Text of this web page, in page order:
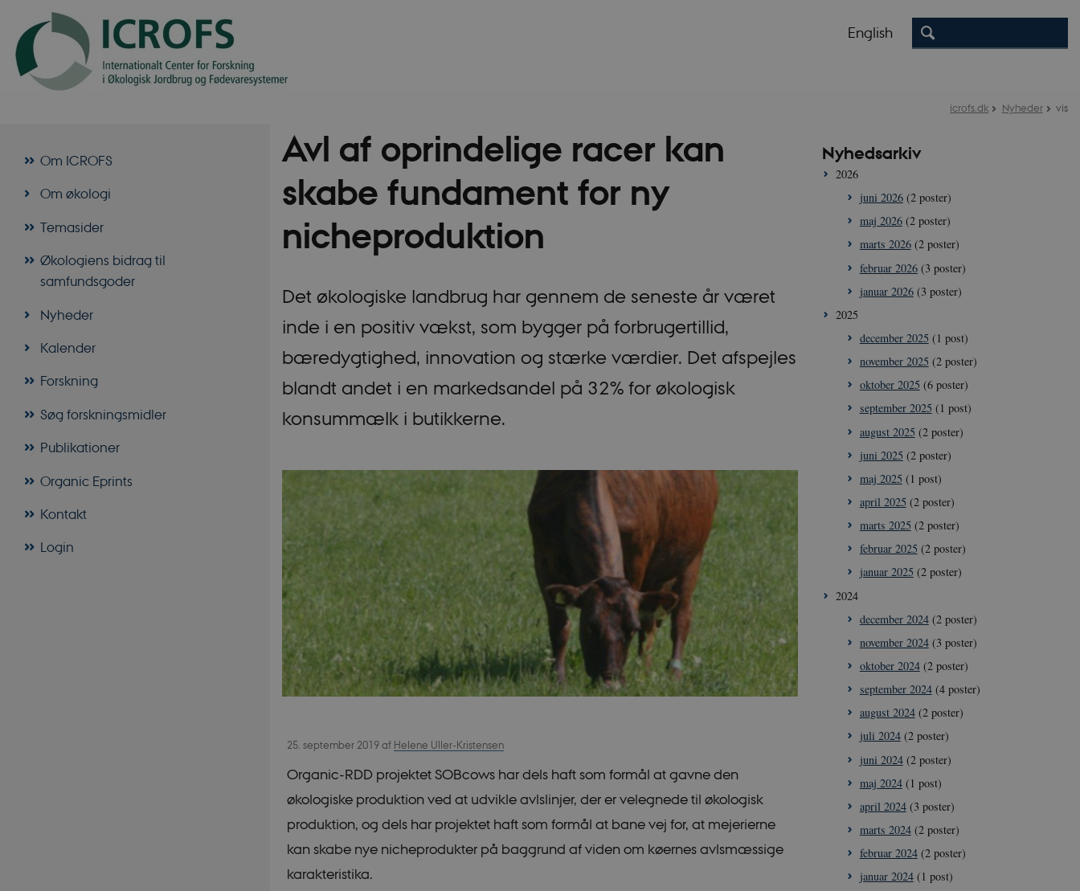
English
icrofs.dk Nyheder vis
Om ICROFS
Om økologi
Temasider
Økologiens bidrag til
samfundsgoder
Nyheder
Kalender
Forskning
Søg forskningsmidler
Publikationer
Organic Eprints
Kontakt
Login
Avl af oprindelige racer kan
skabe fundament for ny
nicheproduktion
Det økologiske landbrug har gennem de seneste år været
inde i en positiv vækst, som bygger på forbrugertillid,
bæredygtighed, innovation og stærke værdier. Det afspejles
blandt andet i en markedsandel på 32% for økologisk
konsummælk i butikkerne.
25. september 2019 af Helene Uller-Kristensen
Organic-RDD projektet SOBcows har dels haft som formål at gavne den
økologiske produktion ved at udvikle avlslinjer, der er velegnede til økologisk
produktion, og dels har projektet haft som formål at bane vej for, at mejerierne
kan skabe nye nicheprodukter på baggrund af viden om køernes avlsmæssige
karakteristika.
Nyhedsarkiv
2026
juni 2026(2 poster)
maj 2026(2 poster)
marts 2026(2 poster)
februar 2026(3 poster)
januar 2026(3 poster)
2025
december 2025 (1 post)
november 2025 (2 poster)
oktober 2025 (6 poster)
september 2025 (1 post)
august 2025 (2 poster)
juni 2025 (2 poster)
maj 2025 (1 post)
april 2025 (2 poster)
marts 2025 (2 poster)
februar 2025 (2 poster)
januar 2025 (2 poster)
2024
december 2024(2 poster)
november 2024(3 poster)
oktober 2024(2 poster)
september 2024(4 poster)
august 2024(2 poster)
juli 2024(2 poster)
juni 2024(2 poster)
maj 2024(1 post)
april 2024(3 poster)
marts 2024(2 poster)
februar 2024(2 poster)
januar 2024(1 post)